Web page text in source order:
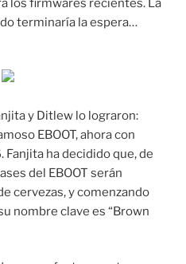
terminaría la espera…
y Ditlew lo lograron:
EBOOT, ahora con
Fanjita ha decidido que, de
del EBOOT serán
cervezas, y comenzando
nombre clave es “Brown